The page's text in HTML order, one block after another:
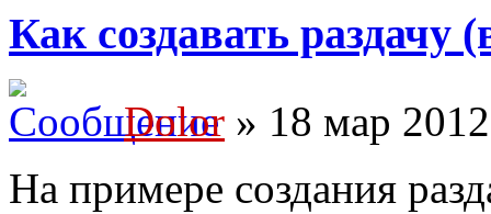
Как создавать раздачу
Dolor » 18 мар
На примере создания